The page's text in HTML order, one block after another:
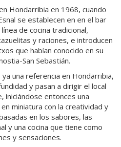
Hondarribia en 1968, cuando
se establecen en en el bar
de cocina tradicional,
y raciones, e introducen
que habían conocido en su
San Sebastián.
una referencia en Hondarribia,
y pasan a dirigir el local
iniciándose entonces una
miniatura con la creatividad y
en los sabores, las
y una cocina que tiene como
y sensaciones.